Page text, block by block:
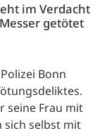
im Verdacht
getötet
Bonn
seine Frau mit
sich selbst mit